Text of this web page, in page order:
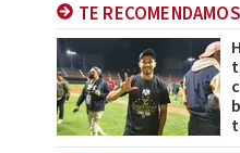
TE RECOMENDAMOS